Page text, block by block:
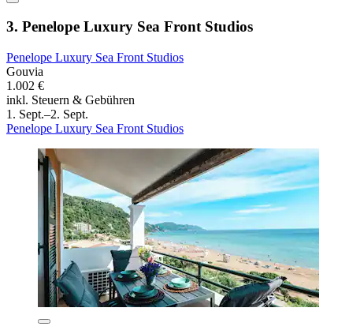
3. Penelope Luxury Sea Front Studios
Penelope Luxury Sea Front Studios
Gouvia
1.002 €
inkl. Steuern & Gebühren
1. Sept.–2. Sept.
Penelope Luxury Sea Front Studios